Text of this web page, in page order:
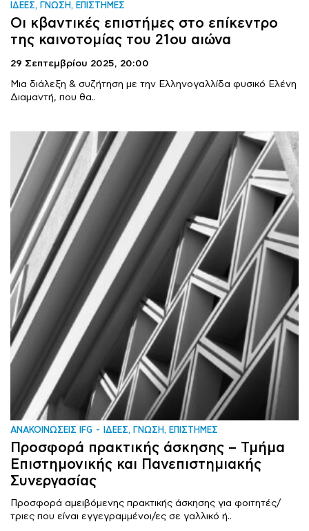
ΙΔΕΕΣ, ΓΝΩΣΗ, ΕΠΙΣΤΗΜΕΣ
Οι κβαντικές επιστήμες στο επίκεντρο
της καινοτομίας του 21ου αιώνα
29 Σεπτεμβρίου 2025, 20:00
Μια διάλεξη & συζήτηση με την Ελληνογαλλίδα φυσικό Ελένη
Διαμαντή, που θα..
ΑΝΑΚΟΙΝΩΣΕΙΣ IFG ΙΔΕΕΣ, ΓΝΩΣΗ, ΕΠΙΣΤΗΜΕΣ
Προσφορά πρακτικής άσκησης – Τμήμα
Επιστημονικής και Πανεπιστημιακής
Συνεργασίας
Προσφορά αμειβόμενης πρακτικής άσκησης για φοιτητές/
τριες που είναι εγγεγραμμένοι/ες σε γαλλικό ή..